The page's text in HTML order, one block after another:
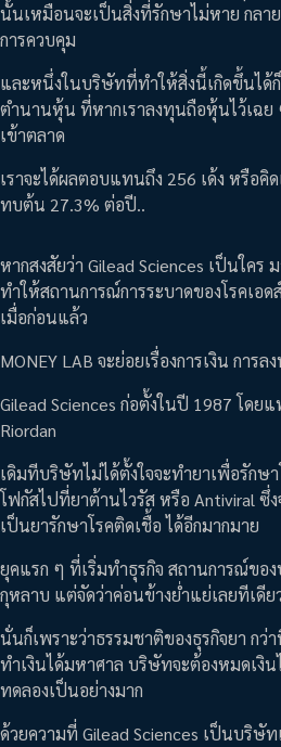
นั้นเหมือนจะเป็นสิ่งที่รักษาไม่หาย กลา
การควบคุม
และหนึ่งในบริษัทที่ทำให้สิ่งนี้เกิดขึ้นได้ก็
ตำนานหุ้น ที่หากเราลงทุนถือหุ้นไว้เฉ
เข้าตลาด
เราจะได้ผลตอบแทนถึง 256 เด้ง หรือ
ทบต้น 27.3% ต่อปี..
หากสงสัยว่า Gilead Sciences เป็นใคร
ทำให้สถานการณ์การระบาดของโรคเอ
เมื่อก่อนแล้ว
MONEY LAB จะย่อยเรื่องการเงิน การล
Gilead Sciences ก่อตั้งในปี 1987 โด
Riordan
เดิมทีบริษัทไม่ได้ตั้งใจจะทำยาเพื่อรักษ
โฟกัสไปที่ยาต้านไวรัส หรือ Antiviral ซึ่
เป็นยารักษาโรคติดเชื้อ ได้อีกมากมาย
ยุคแรก ๆ ที่เริ่มทำธุรกิจ สถานการณ์ขอ
กุหลาบ แต่จัดว่าค่อนข้างย่ำแย่เลยทีเดีย
นั่นก็เพราะว่าธรรมชาติของธุรกิจยา ก
ทำเงินได้มหาศาล บริษัทจะต้องหมดเงิ
ทดลองเป็นอย่างมาก
ด้วยความที่ Gilead Sciences เป็นบริษั